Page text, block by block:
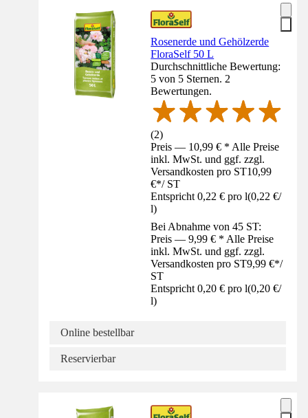
Rosenerde und Gehölzerde
FloraSelf 50 L
Durchschnittliche Bewertung:
5 von 5 Sternen. 2
Bewertungen.
(2)
Preis — 10,99 € * Alle Preise
inkl. MwSt. und ggf. zzgl.
Versandkosten pro ST10,99
€*/ ST
Entspricht 0,22 € pro l(0,22 €/
l)
Bei Abnahme von 45 ST:
Preis — 9,99 € * Alle Preise
inkl. MwSt. und ggf. zzgl.
Versandkosten pro ST9,99 €*/
ST
Entspricht 0,20 € pro l(0,20 €/
l)
Online bestellbar
Reservierbar